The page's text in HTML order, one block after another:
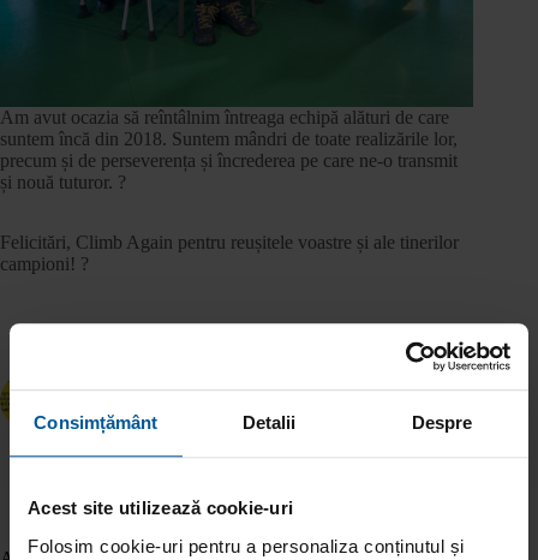
Consimțământ Detalii Despre
Acest site utilizează cookie-uri
Folosim cookie-uri pentru a personaliza conținutul și
Am avut ocazia să reîntâlnim întreaga echipă alături de care
suntem încă din 2018. Suntem mândri de toate realizările lor,
precum și de perseverența și încrederea pe care ne-o transmit
și nouă tuturor. ?
Felicitări, Climb Again pentru reușitele voastre și ale tinerilor
campioni! ?